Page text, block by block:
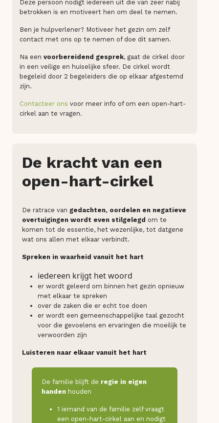
Deze persoon nodigt iedereen uit die van zeer nabij
betrokken is en motiveert hen om deel te nemen.
Ben je hulpverlener? Motiveer het gezin om zelf
contact met ons op te nemen of doe dit samen.
Na een voorbereidend gesprek, gaat de cirkel door
in een veilige en huiselijke sfeer. De cirkel wordt
begeleid door 2 begeleiders die op elkaar afgestemd
zijn.
Contacteer ons voor meer info of om een open-hart-
cirkel aan te vragen.
De kracht van een
open-hart-cirkel
De ratrace van gedachten, oordelen en negatieve
overtuigingen wordt even stilgelegd om te
komen tot de essentie, het wezenlijke, tot datgene
wat ons allen met elkaar verbindt.
Spreken in waarheid vanuit het hart
iedereen krijgt het woord
er wordt geleerd om binnen het gezin opnieuw
met elkaar te spreken
over de zaken die er echt toe doen
er wordt een gemeenschappelijke taal gezocht
voor die gevoelens en ervaringen die moeilijk te
verwoorden zijn
Luisteren naar elkaar vanuit het hart
De familie blijft de regie in eigen
handen houden
1 iemand van de familie zelf vraagt
een open-hart-cirkel aan en nodigt